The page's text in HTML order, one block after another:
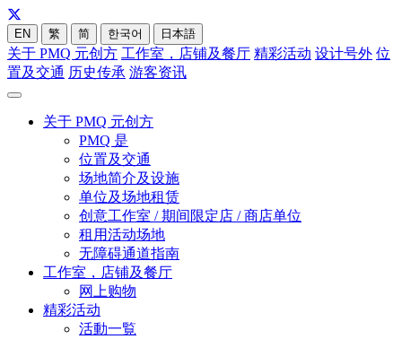
EN 繁 简 한국어 日本語
关于 PMQ 元创方 工作室，店铺及餐厅 精彩活动 设计号外 位
置及交通 历史传承 游客资讯
关于 PMQ 元创方
PMQ 是
位置及交通
场地简介及设施
单位及场地租赁
创意工作室 / 期间限定店 / 商店单位
租用活动场地
无障碍通道指南
工作室，店铺及餐厅
网上购物
精彩活动
活動一覧